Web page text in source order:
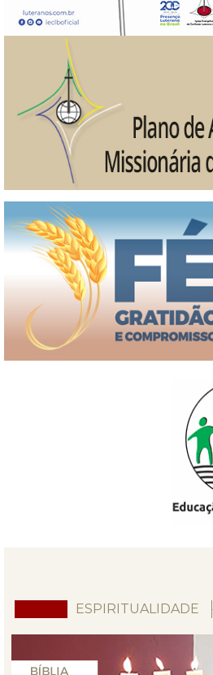
ESPIRITUALIDADE